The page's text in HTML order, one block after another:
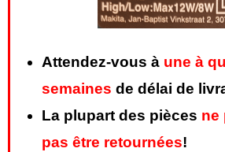
Attendez-vous à une à
semaines de délai de
La plupart des pièces ne
pas être retournées!